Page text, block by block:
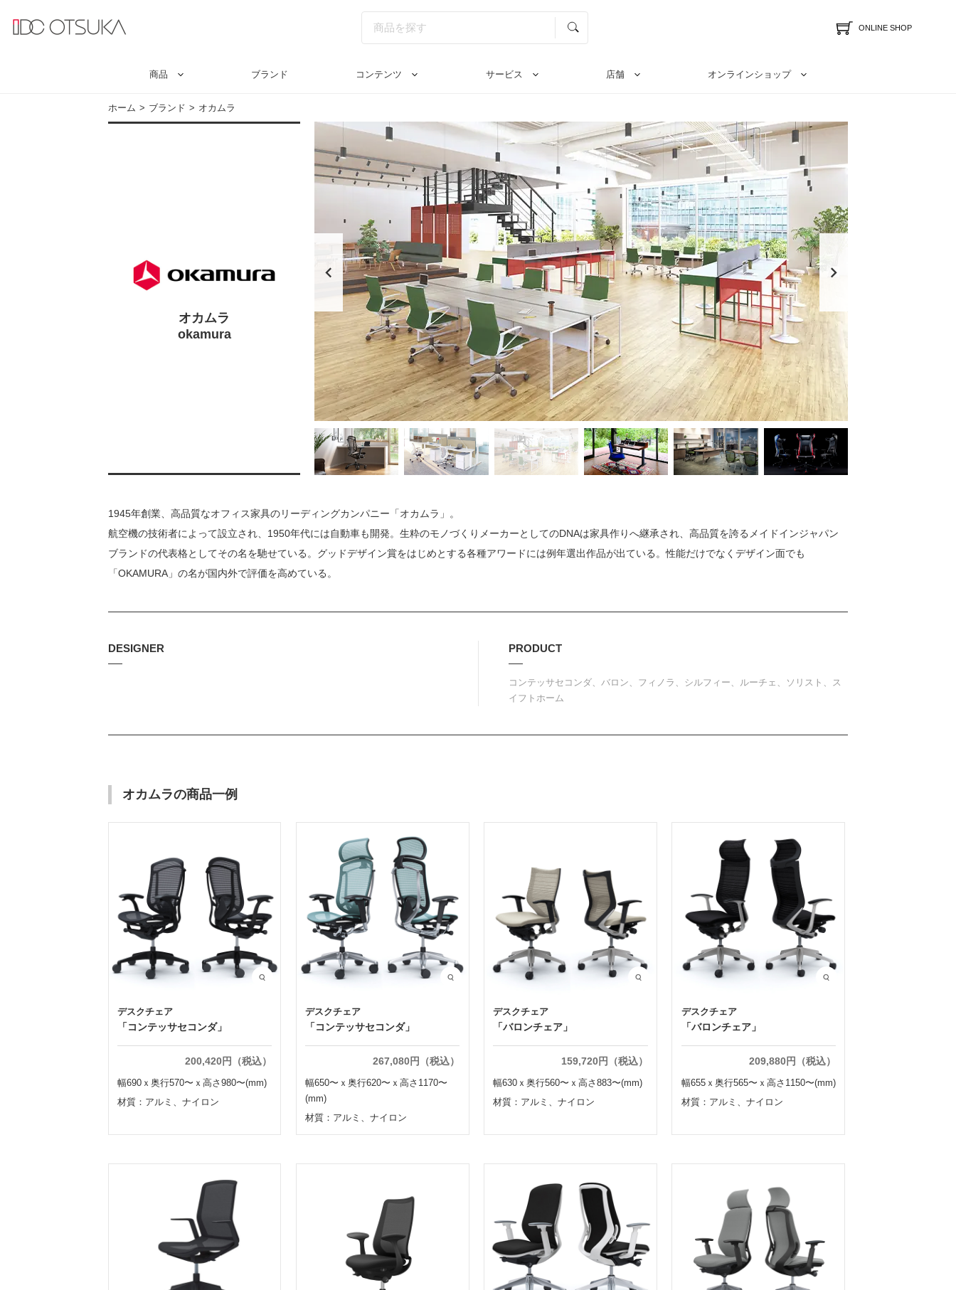
ONLINE SHOP
商品 ブランド コンテンツ サービス 店舗 オンラインショップ
ホーム ブランド オカムラ
オカムラ
okamura
1945年創業、高品質なオフィス家具のリーディングカンパニー「オカムラ」。
航空機の技術者によって設立され、1950年代には自動車も開発。生粋のモノづくりメーカーとしてのDNAは家具作りへ継承され、高品質を誇るメイドインジャパン
ブランドの代表格としてその名を馳せている。グッドデザイン賞をはじめとする各種アワードには例年選出作品が出ている。性能だけでなくデザイン面でも
「OKAMURA」の名が国内外で評価を高めている。
DESIGNER PRODUCT
コンテッサセコンダ、バロン、フィノラ、シルフィー、ルーチェ、ソリスト、ス
イフトホーム
オカムラの商品一例
デスクチェア
「コンテッサセコンダ」
200,420円（税込）
幅690ｘ奥行570〜ｘ高さ980〜(mm)
材質：アルミ、ナイロン
デスクチェア
「コンテッサセコンダ」
267,080円（税込）
幅650〜ｘ奥行620〜ｘ高さ1170〜
(mm)
材質：アルミ、ナイロン
デスクチェア
「バロンチェア」
159,720円（税込）
幅630ｘ奥行560〜ｘ高さ883〜(mm)
材質：アルミ、ナイロン
デスクチェア
「バロンチェア」
209,880円（税込）
幅655ｘ奥行565〜ｘ高さ1150〜(mm)
材質：アルミ、ナイロン